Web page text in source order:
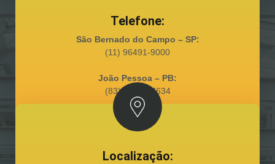
Telefone:
São Bernado do Campo – SP:
(11) 96491-9000
João Pessoa – PB:
(83) 98128-7634
Localização: